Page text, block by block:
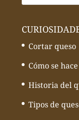
Cortar queso
Cómo se
Historia del
Tipos de